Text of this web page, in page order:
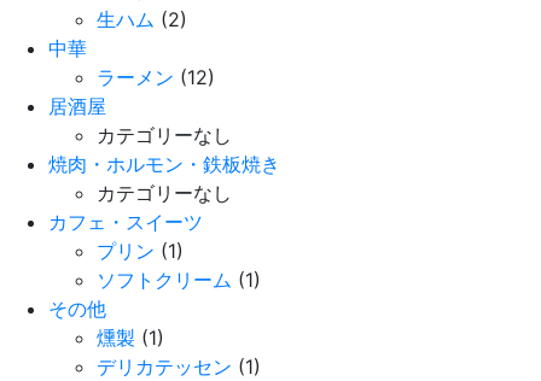
生ハム (2)
中華
ラーメン (12)
居酒屋
カテゴリーなし
焼肉・ホルモン・鉄板焼き
カテゴリーなし
カフェ・スイーツ
プリン (1)
ソフトクリーム (1)
その他
燻製 (1)
デリカテッセン (1)